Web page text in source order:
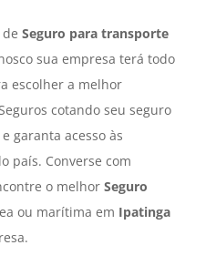
Seguro para transporte
sua empresa terá todo
escolher a melhor
cotando seu seguro
garanta acesso às
país. Converse com
o melhor Seguro
ou marítima em Ipatinga